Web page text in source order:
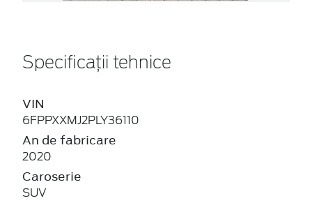
Specificații tehnice
VIN
6FPPXXMJ2PLY36110
An de fabricare
2020
Caroserie
SUV